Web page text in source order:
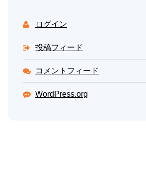
ログイン
投稿フィード
コメントフィード
WordPress.org